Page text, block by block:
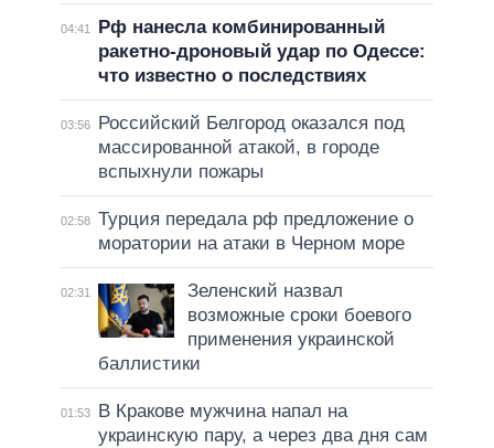
04:41
Рф нанесла комбинированный
ракетно-дроновый удар по Одессе:
что известно о последствиях
03:56
Российский Белгород оказался под
массированной атакой, в городе
вспыхнули пожары
02:58 Турция передала рф предложение о
моратории на атаки в Черном море
02:31
Зеленский назвал
возможные сроки боевого
применения украинской
баллистики
01:53
В Кракове мужчина напал на
украинскую пару, а через два дня сам